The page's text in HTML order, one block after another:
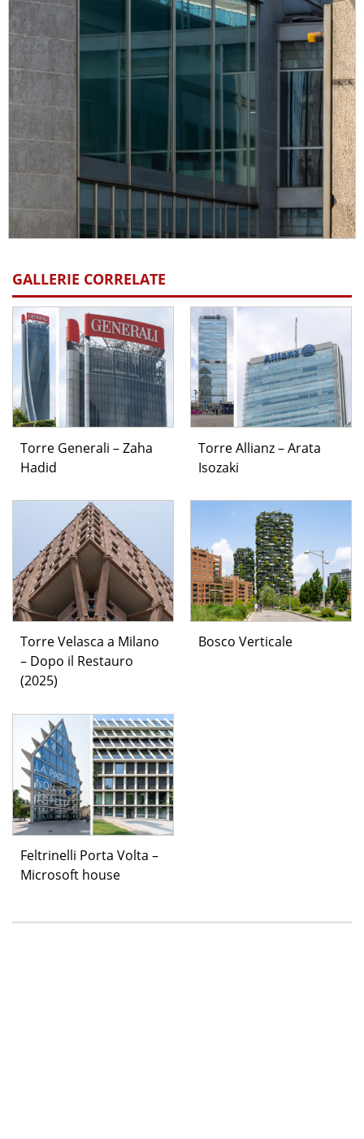
GALLERIE CORRELATE
Torre Generali – Zaha
Hadid
Torre Allianz – Arata
Isozaki
Torre Velasca a Milano
– Dopo il Restauro
(2025)
Bosco Verticale
Feltrinelli Porta Volta –
Microsoft house